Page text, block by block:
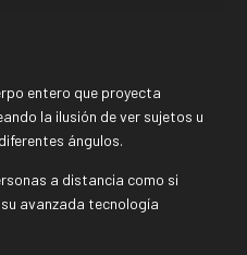
entero que proyecta
la ilusión de ver sujetos u
ángulos.
a distancia como si
avanzada tecnología